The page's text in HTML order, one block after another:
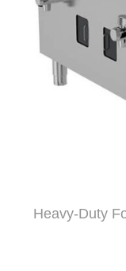
Heavy-Duty